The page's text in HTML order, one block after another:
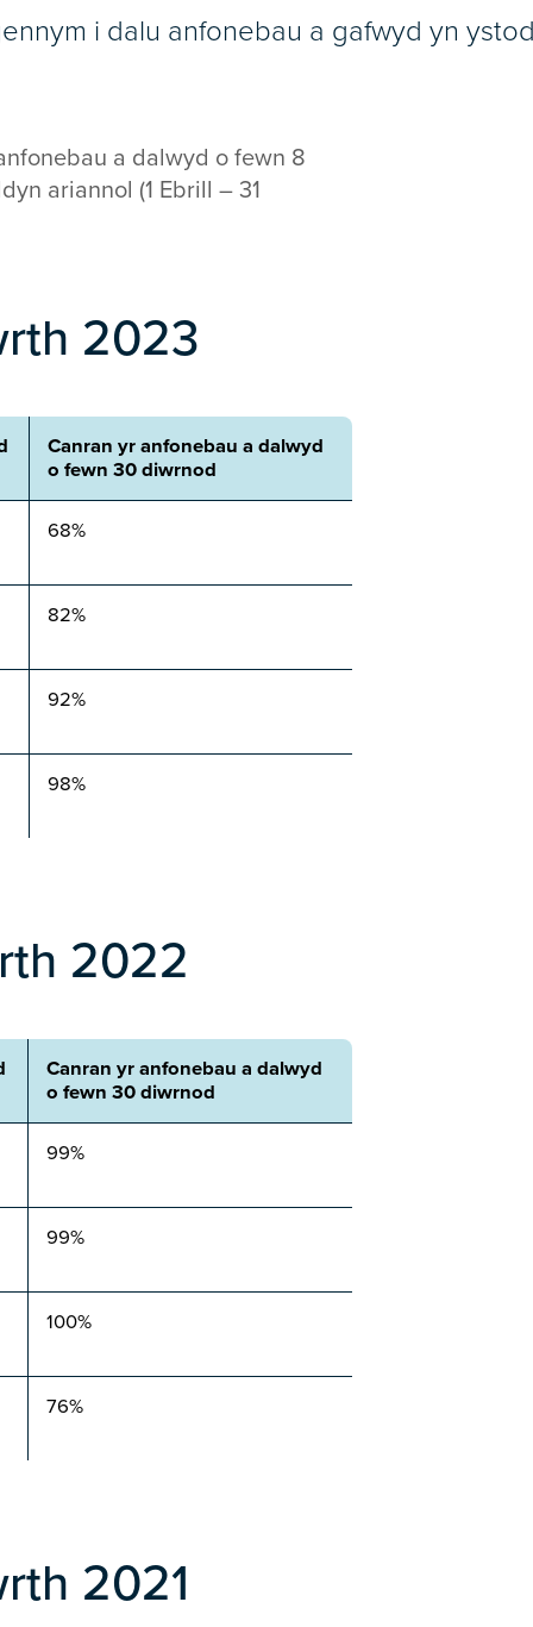
i dalu anfonebau a gafwyd yn
a dalwyd o fewn 8
ariannol (1 Ebrill – 31
2023
Canran yr anfonebau a dalwyd
o fewn 30 diwrnod
68%
82%
92%
98%
2022
Canran yr anfonebau a dalwyd
o fewn 30 diwrnod
99%
99%
100%
76%
2021